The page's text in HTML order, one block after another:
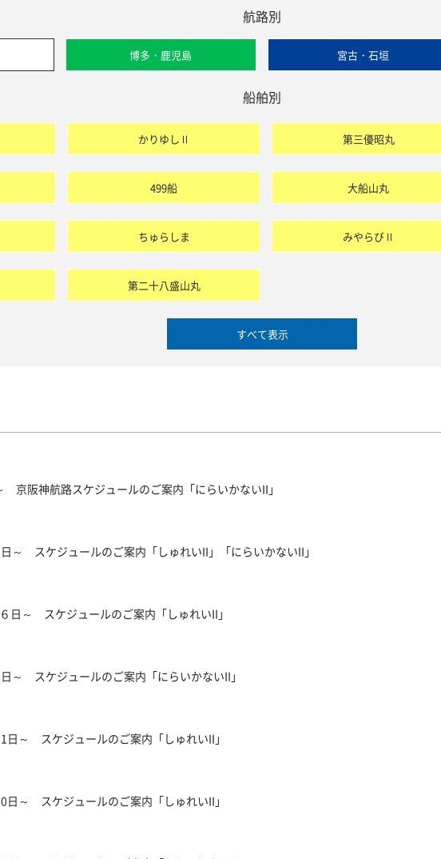
航路別
博多・鹿児島 宮古・石垣
船舶別
かりゆしⅡ 第三優昭丸
499船 大船山丸
ちゅらしま みやらびⅡ
第二十八盛山丸
すべて表示
京阪神航路スケジュールのご案内「にらいかないII」
～ スケジュールのご案内「しゅれいII」「にらいかないII」
日～ スケジュールのご案内「しゅれいII」
～ スケジュールのご案内「にらいかないII」
日～ スケジュールのご案内「しゅれいII」
日～ スケジュールのご案内「しゅれいII」